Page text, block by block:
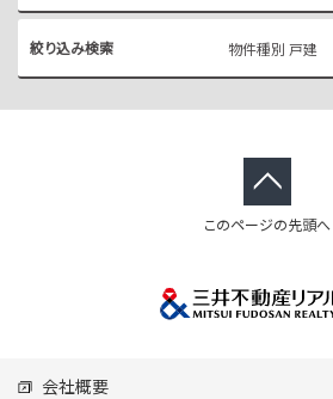
絞り込み検索 物件種別 戸建
このページの先頭へ
会社概要